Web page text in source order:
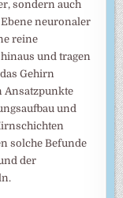
sondern auch
neuronaler
reine
und tragen
Gehirn
Ansatzpunkte
und
solche Befunde
der